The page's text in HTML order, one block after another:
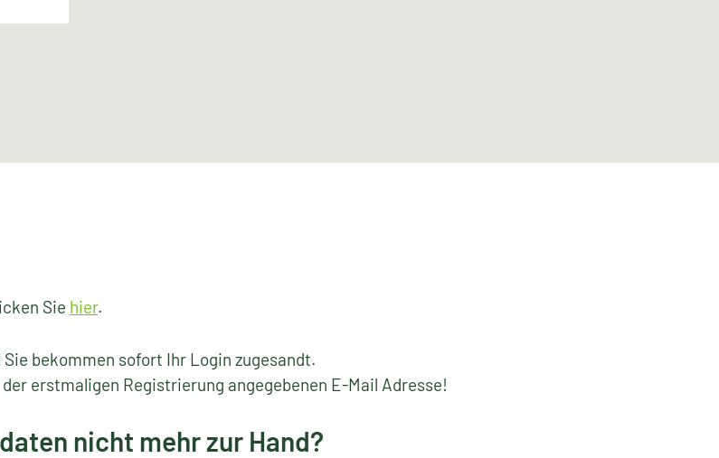
Sie hier.
bekommen sofort Ihr Login zugesandt.
erstmaligen Registrierung angegebenen E-Mail Adresse!
nicht mehr zur Hand?